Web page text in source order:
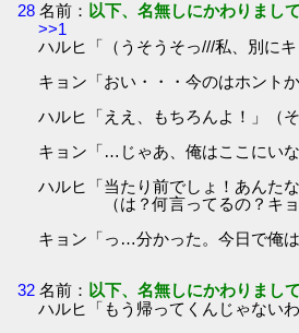
28 名前： 以下、名無しにかわりまし
>>1
ハルヒ「（うそうそっ///私、別に
キョン「おい・・・今のはホントか
ハルヒ「ええ、もちろんよ！」（
キョン「…じゃあ、俺はここにいな
ハルヒ「当たり前でしょ！あんた
（は？何言ってるの？キョ
キョン「っ…分かった。今日で俺
32 名前： 以下、名無しにかわりまし
ハルヒ「もう帰ってくんじゃない